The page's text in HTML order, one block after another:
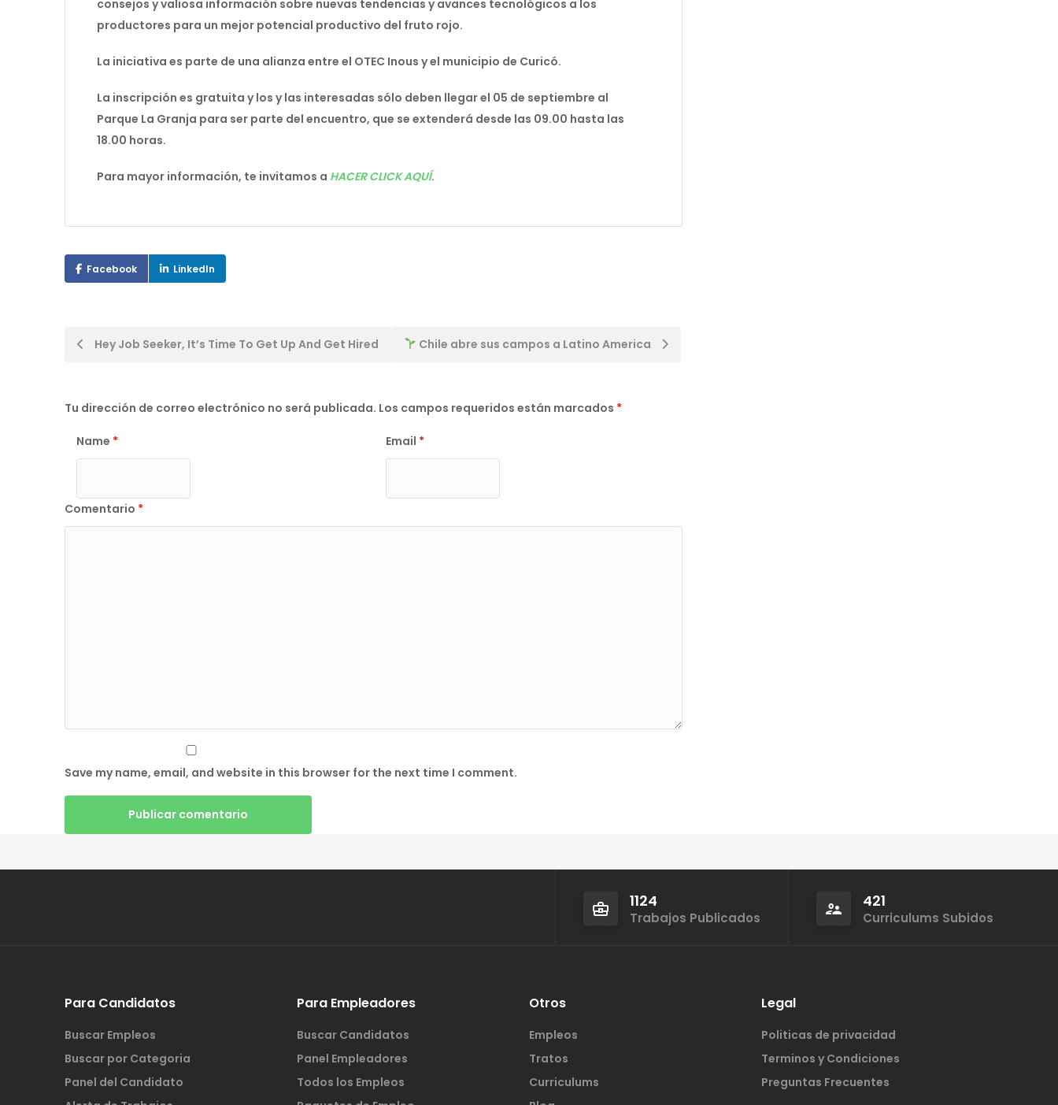
consejos y valiosa información sobre nuevas tendencias y avances tecnológicos a los
productores para un mejor potencial productivo del fruto rojo.
La iniciativa es parte de una alianza entre el OTEC Inous y el municipio de Curicó.
La inscripción es gratuita y los y las interesadas sólo deben llegar el 05 de septiembre al
Parque La Granja para ser parte del encuentro, que se extenderá desde las 09.00 hasta las
18.00 horas.
Para mayor información, te invitamos a HACER CLICK AQUÍ.
Facebook LinkedIn
PostHey Job Seeker, It’s Time To Get Up And Get Hired Chile abre sus campos a Latino America
Tu dirección de correo electrónico no será publicada. Los campos requeridos están marcados *
Name * Email *
Comentario *
Save my name, email, and website in this browser for the next time I comment.
1124
Trabajos Publicados
421
Curriculums Subidos
Para Candidatos
Buscar Empleos
Buscar por Categoria
Panel del Candidato
Para Empleadores
Buscar Candidatos
Panel Empleadores
Todos los Empleos
Otros
Empleos
Tratos
Curriculums
Legal
Politicas de privacidad
Terminos y Condiciones
Preguntas Frecuentes